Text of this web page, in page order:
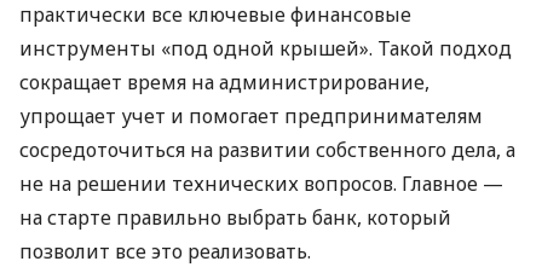
практически все ключевые финансовые
инструменты «под одной крышей». Такой подход
сокращает время на администрирование,
упрощает учет и помогает предпринимателям
сосредоточиться на развитии собственного дела, а
не на решении технических вопросов. Главное —
на старте правильно выбрать банк, который
позволит все это реализовать.